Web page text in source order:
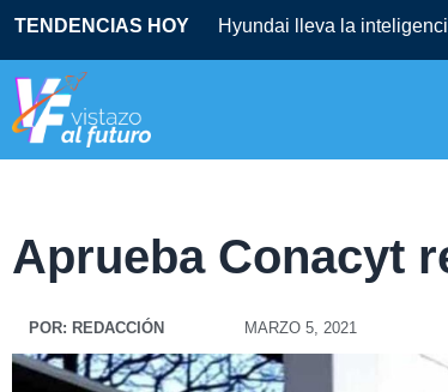
TENDENCIAS HOY Hyundai lleva la
Aprueba Conacyt
POR: REDACCIÓN MARZO 5, 2021